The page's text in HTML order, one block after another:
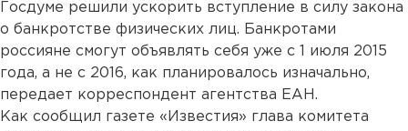
Госдуме решили ускорить вступление в силу закона
о банкротстве физических лиц. Банкротами
россияне смогут объявлять себя уже с 1 июля 2015
года, а не с 2016, как планировалось изначально,
передает корреспондент агентства ЕАН.
Как сообщил газете «Известия» глава комитета